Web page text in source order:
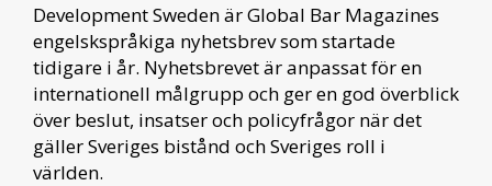
Development Sweden är Global Bar Magazines
engelskspråkiga nyhetsbrev som startade
tidigare i år. Nyhetsbrevet är anpassat för en
internationell målgrupp och ger en god överblick
över beslut, insatser och policyfrågor när det
gäller Sveriges bistånd och Sveriges roll i
världen.